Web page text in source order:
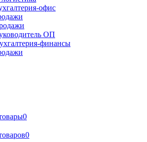
офис
ОП
финансы
0
0